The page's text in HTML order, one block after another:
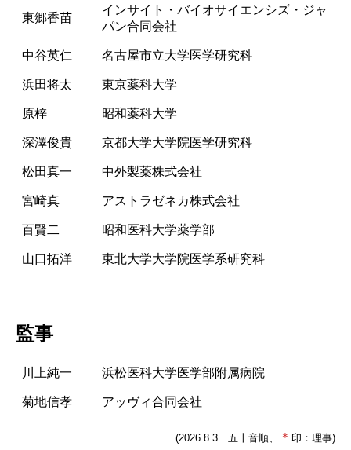
東郷香苗
インサイト・バイオサイエンシズ・ジャ
パン合同会社
中谷英仁 名古屋市立大学医学研究科
浜田将太 東京薬科大学
原梓 昭和薬科大学
深澤俊貴 京都大学大学院医学研究科
松田真一 中外製薬株式会社
宮崎真 アストラゼネカ株式会社
百賢二 昭和医科大学薬学部
山口拓洋 東北大学大学院医学系研究科
監事
川上純一 浜松医科大学医学部附属病院
菊地信孝 アッヴィ合同会社
(2026.8.3 五十音順、 ＊ 印：理事)